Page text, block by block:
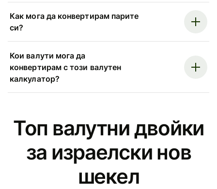
Как мога да конвертирам парите
си?
Кои валути мога да
конвертирам с този валутен
калкулатор?
Топ валутни двойки
за израелски нов
шекел